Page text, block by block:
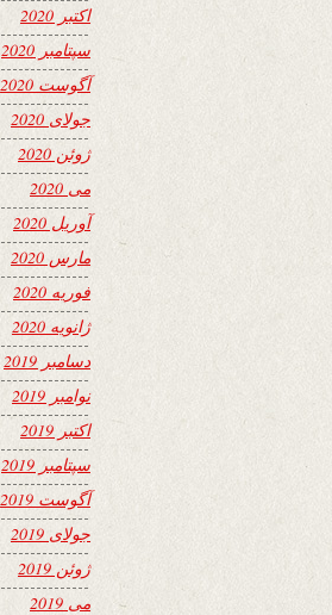
اکتبر 2020
سپتامبر 2020
آگوست 2020
جولای 2020
ژوئن 2020
می 2020
آوریل 2020
مارس 2020
فوریه 2020
ژانویه 2020
دسامبر 2019
نوامبر 2019
اکتبر 2019
سپتامبر 2019
آگوست 2019
جولای 2019
ژوئن 2019
می 2019